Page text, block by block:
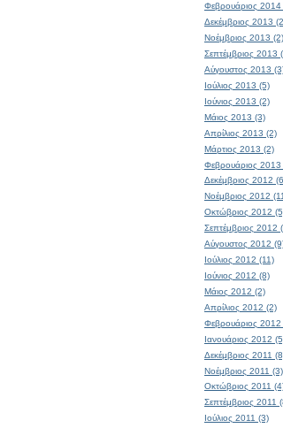
Φεβρουάριος 2014
Δεκέμβριος 2013
Νοέμβριος 2013 (2)
Σεπτέμβριος 2013
Αύγουστος 2013
Ιούλιος 2013 (5)
Ιούνιος 2013 (2)
Μάιος 2013 (3)
Απρίλιος 2013 (2)
Μάρτιος 2013 (2)
Φεβρουάριος 2013
Δεκέμβριος 2012
Νοέμβριος 2012
Οκτώβριος 2012
Σεπτέμβριος 2012
Αύγουστος 2012
Ιούλιος 2012 (11)
Ιούνιος 2012 (8)
Μάιος 2012 (2)
Απρίλιος 2012 (2)
Φεβρουάριος 2012
Ιανουάριος 2012
Δεκέμβριος 2011
Νοέμβριος 2011 (3)
Οκτώβριος 2011
Σεπτέμβριος 2011
Ιούλιος 2011 (3)